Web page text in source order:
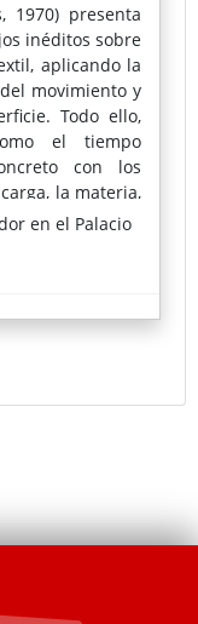
1970) presenta
inéditos sobre
aplicando la
movimiento y
Todo ello,
el tiempo
con los
la materia,
opacidad y la
ocasiones, de
en el Palacio